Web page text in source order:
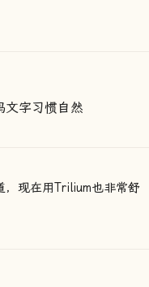
文字习惯自然
，现在用Trilium也非常舒